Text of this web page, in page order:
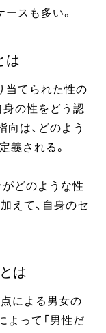
スも多い。
は
当てられた性の
身の性をどう認
は、どのよう
義される。
がどのような性
えて、自身のセ
は
点による男女の
よって「男性だ